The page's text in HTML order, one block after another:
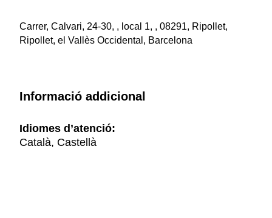
Carrer, Calvari, 24-30, , local 1, , 08291, Ripollet,
Ripollet, el Vallès Occidental, Barcelona
Informació addicional
Idiomes d’atenció:
Català, Castellà